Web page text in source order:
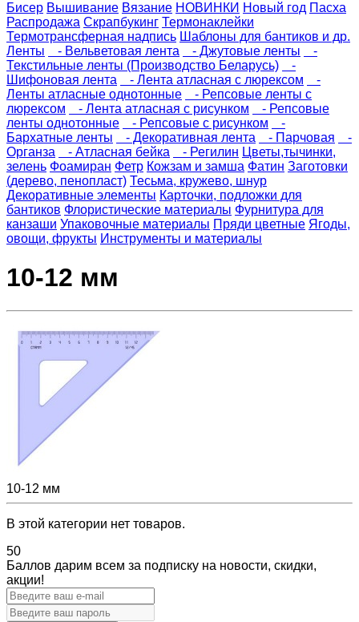
Бисер Вышивание Вязание НОВИНКИ Новый год Пасха
Распродажа Скрапбукинг Термонаклейки
Термотрансферная надпись Шаблоны для бантиков и др.
Ленты
- Вельветовая лента - Джутовые ленты
-
Текстильные ленты (Производство Беларусь)
-
Шифоновая лента
- Лента атласная с люрексом
-
Ленты атласные однотонные
- Репсовые ленты с
люрексом
- Лента атласная с рисунком
- Репсовые
ленты однотонные
- Репсовые с рисунком
-
Бархатные ленты
- Декоративная лента - Парчовая
-
Органза
- Атласная бейка - Регилин Цветы,тычинки,
зелень Фоамиран Фетр Кожзам и замша Фатин Заготовки
(дерево, пенопласт) Тесьма, кружево, шнур
Декоративные элементы Карточки, подложки для
бантиков Флористические материалы Фурнитура для
канзаши Упаковочные материалы Пряди цветные Ягоды,
овощи, фрукты Инструменты и материалы
10-12 мм
10-12 мм
В этой категории нет товаров.
50
Баллов дарим всем за подписку на новости, скидки,
акции!